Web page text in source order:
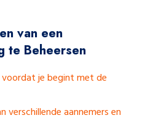
van een
te Beheersen
je begint met de
verschillende aannemers en